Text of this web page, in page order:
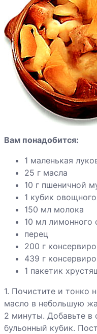
сладкие
Говядина
жареная
Грудка индейки
по-
индонезийски
Индейка с
перцем
Яблоки
запеченные с
ванильным
соусом
Ягненок со
специями и
абрикосами
Яичница-
глазунья с
Вам понадобится:
1 маленькая
25 г масла
10 г пшеничной
1 кубик
150 мл молока
10 мл лимонного
перец
200 г
439 г
1 пакетик
1. Почистите и тонко
масло в небольшую
2 минуты. Добавьте в
бульонный кубик.